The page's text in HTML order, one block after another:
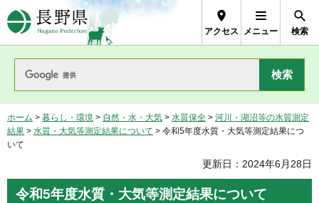
長野県Nagano Prefecture
アクセス メニュー 検索
ホーム > 暮らし・環境 > 自然・水・大気 > 水質保全 > 河川・湖沼等の水質測定
結果 > 水質・大気等測定結果について > 令和5年度水質・大気等測定結果につ
いて
更新日：2024年6月28日
令和5年度水質・大気等測定結果について